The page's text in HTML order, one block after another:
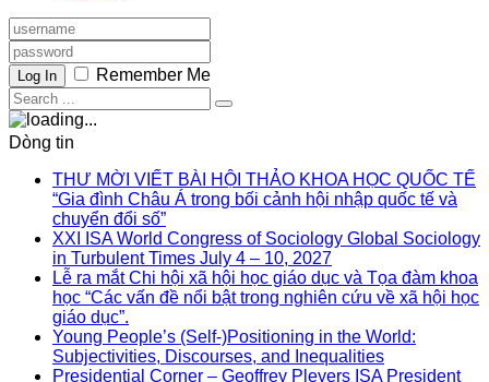
Log In Remember Me
Dòng tin
THƯ MỜI VIẾT BÀI HỘI THẢO KHOA HỌC QUỐC TẾ
“Gia đình Châu Á trong bối cảnh hội nhập quốc tế và
chuyển đổi số”
XXI ISA World Congress of Sociology Global Sociology
in Turbulent Times July 4 – 10, 2027
Lễ ra mắt Chi hội xã hội học giáo dục và Tọa đàm khoa
học “Các vấn đề nổi bật trong nghiên cứu về xã hội học
giáo dục”.
Young People’s (Self-)Positioning in the World:
Subjectivities, Discourses, and Inequalities
Presidential Corner – Geoffrey Pleyers ISA President